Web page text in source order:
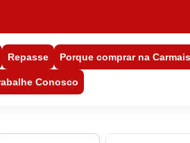
Repasse Porque comprar na
Conosco